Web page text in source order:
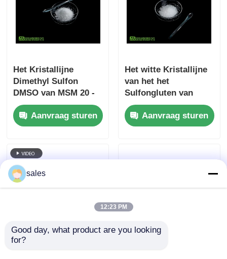
Het Kristallijne
Dimethyl Sulfon
DMSO van MSM 20 -
40 Mesh No Sulfur
Smell Food Rang
Aanvraag sturen
Het witte Kristallijne
van het het
Sulfongluten van
MSM Dimethyl Vrije
Supplement voor
Mensen
Aanvraag sturen
sales
12:23 PM
Good day, what product are you looking
for?